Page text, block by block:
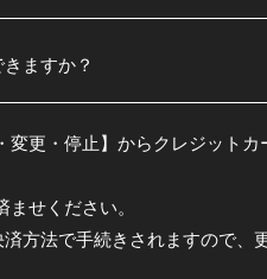
ますか？
更・停止】からクレジット
ませください。
方法で手続きされますので、